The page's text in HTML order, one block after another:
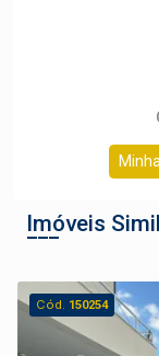
Imóveis
Cód. 150254